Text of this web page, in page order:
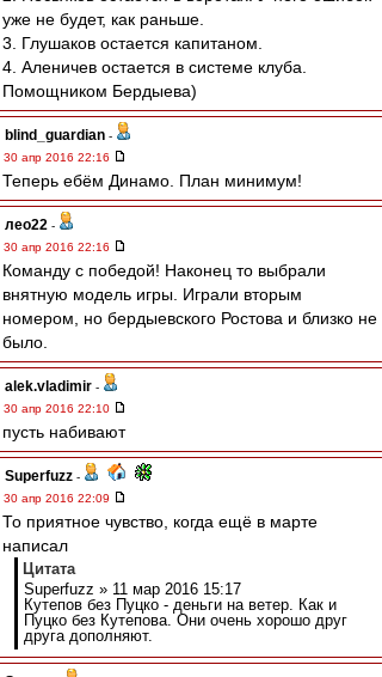
уже не будет, как раньше.
3. Глушаков остается капитаном.
4. Аленичев остается в системе клуба.
Помощником Бердыева)
blind_guardian -
30 апр 2016 22:16
Теперь ебём Динамо. План минимум!
лео22 -
30 апр 2016 22:16
Команду с победой! Наконец то выбрали
внятную модель игры. Играли вторым
номером, но бердыевского Ростова и близко не
было.
alek.vladimir -
30 апр 2016 22:10
пусть набивают
Superfuzz -
30 апр 2016 22:09
То приятное чувство, когда ещё в марте
написал
Цитата
Superfuzz » 11 мар 2016 15:17
Кутепов без Пуцко - деньги на ветер. Как и
Пуцко без Кутепова. Они очень хорошо друг
друга дополняют.